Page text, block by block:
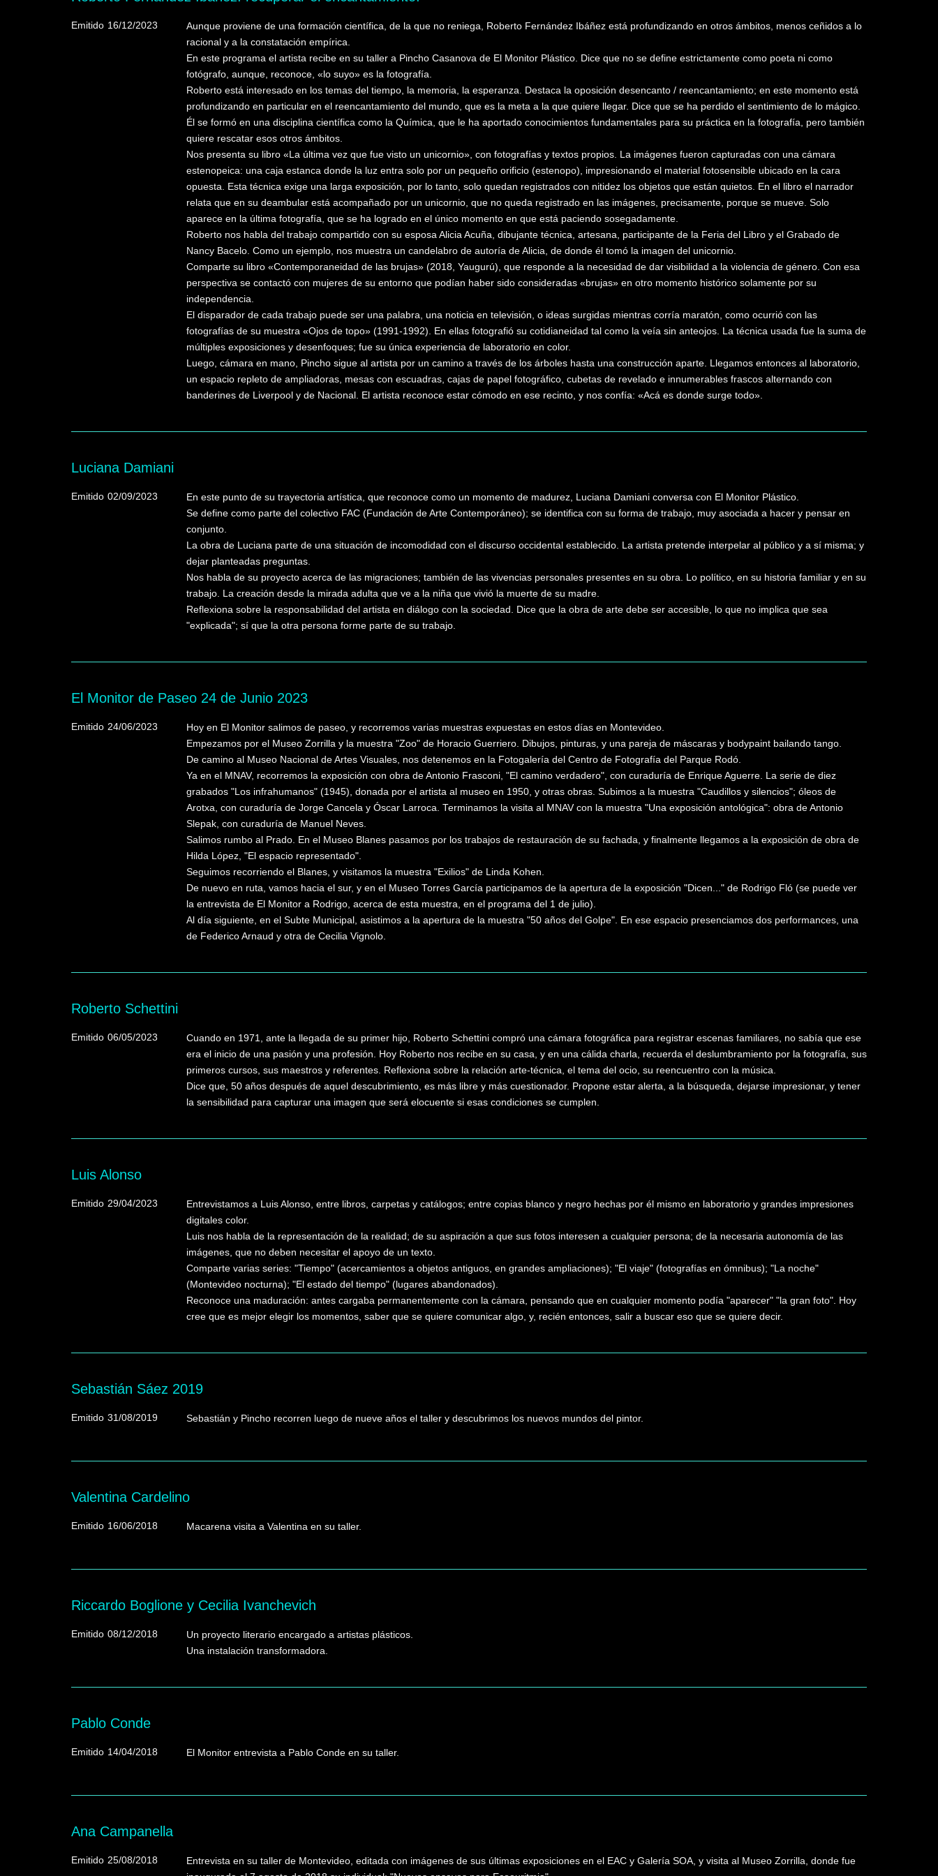
Emitido 16/12/2023
Aunque proviene de una formación científica, de la que no reniega, Roberto Fernández Ibáñez está profundizando en otros ámbitos, menos ceñidos a lo
racional y a la constatación empírica.
En este programa el artista recibe en su taller a Pincho Casanova de El Monitor Plástico. Dice que no se define estrictamente como poeta ni como
fotógrafo, aunque, reconoce, «lo suyo» es la fotografía.
Roberto está interesado en los temas del tiempo, la memoria, la esperanza. Destaca la oposición desencanto / reencantamiento; en este momento está
profundizando en particular en el reencantamiento del mundo, que es la meta a la que quiere llegar. Dice que se ha perdido el sentimiento de lo mágico.
Él se formó en una disciplina científica como la Química, que le ha aportado conocimientos fundamentales para su práctica en la fotografía, pero también
quiere rescatar esos otros ámbitos.
Nos presenta su libro «La última vez que fue visto un unicornio», con fotografías y textos propios. La imágenes fueron capturadas con una cámara
estenopeica: una caja estanca donde la luz entra solo por un pequeño orificio (estenopo), impresionando el material fotosensible ubicado en la cara
opuesta. Esta técnica exige una larga exposición, por lo tanto, solo quedan registrados con nitidez los objetos que están quietos. En el libro el narrador
relata que en su deambular está acompañado por un unicornio, que no queda registrado en las imágenes, precisamente, porque se mueve. Solo
aparece en la última fotografía, que se ha logrado en el único momento en que está paciendo sosegadamente.
Roberto nos habla del trabajo compartido con su esposa Alicia Acuña, dibujante técnica, artesana, participante de la Feria del Libro y el Grabado de
Nancy Bacelo. Como un ejemplo, nos muestra un candelabro de autoría de Alicia, de donde él tomó la imagen del unicornio.
Comparte su libro «Contemporaneidad de las brujas» (2018, Yaugurú), que responde a la necesidad de dar visibilidad a la violencia de género. Con esa
perspectiva se contactó con mujeres de su entorno que podían haber sido consideradas «brujas» en otro momento histórico solamente por su
independencia.
El disparador de cada trabajo puede ser una palabra, una noticia en televisión, o ideas surgidas mientras corría maratón, como ocurrió con las
fotografías de su muestra «Ojos de topo» (1991-1992). En ellas fotografió su cotidianeidad tal como la veía sin anteojos. La técnica usada fue la suma de
múltiples exposiciones y desenfoques; fue su única experiencia de laboratorio en color.
Luego, cámara en mano, Pincho sigue al artista por un camino a través de los árboles hasta una construcción aparte. Llegamos entonces al laboratorio,
un espacio repleto de ampliadoras, mesas con escuadras, cajas de papel fotográfico, cubetas de revelado e innumerables frascos alternando con
banderines de Liverpool y de Nacional. El artista reconoce estar cómodo en ese recinto, y nos confía: «Acá es donde surge todo».
Luciana Damiani
Emitido 02/09/2023
En este punto de su trayectoria artística, que reconoce como un momento de madurez, Luciana Damiani conversa con El Monitor Plástico.
Se define como parte del colectivo FAC (Fundación de Arte Contemporáneo); se identifica con su forma de trabajo, muy asociada a hacer y pensar en
conjunto.
La obra de Luciana parte de una situación de incomodidad con el discurso occidental establecido. La artista pretende interpelar al público y a sí misma; y
dejar planteadas preguntas.
Nos habla de su proyecto acerca de las migraciones; también de las vivencias personales presentes en su obra. Lo político, en su historia familiar y en su
trabajo. La creación desde la mirada adulta que ve a la niña que vivió la muerte de su madre.
Reflexiona sobre la responsabilidad del artista en diálogo con la sociedad. Dice que la obra de arte debe ser accesible, lo que no implica que sea
"explicada"; sí que la otra persona forme parte de su trabajo.
El Monitor de Paseo 24 de Junio 2023
Emitido 24/06/2023
Hoy en El Monitor salimos de paseo, y recorremos varias muestras expuestas en estos días en Montevideo.
Empezamos por el Museo Zorrilla y la muestra "Zoo" de Horacio Guerriero. Dibujos, pinturas, y una pareja de máscaras y bodypaint bailando tango.
De camino al Museo Nacional de Artes Visuales, nos detenemos en la Fotogalería del Centro de Fotografía del Parque Rodó.
Ya en el MNAV, recorremos la exposición con obra de Antonio Frasconi, "El camino verdadero", con curaduría de Enrique Aguerre. La serie de diez
grabados "Los infrahumanos" (1945), donada por el artista al museo en 1950, y otras obras. Subimos a la muestra "Caudillos y silencios"; óleos de
Arotxa, con curaduría de Jorge Cancela y Óscar Larroca. Terminamos la visita al MNAV con la muestra "Una exposición antológica": obra de Antonio
Slepak, con curaduría de Manuel Neves.
Salimos rumbo al Prado. En el Museo Blanes pasamos por los trabajos de restauración de su fachada, y finalmente llegamos a la exposición de obra de
Hilda López, "El espacio representado".
Seguimos recorriendo el Blanes, y visitamos la muestra "Exilios" de Linda Kohen.
De nuevo en ruta, vamos hacia el sur, y en el Museo Torres García participamos de la apertura de la exposición "Dicen..." de Rodrigo Fló (se puede ver
la entrevista de El Monitor a Rodrigo, acerca de esta muestra, en el programa del 1 de julio).
Al día siguiente, en el Subte Municipal, asistimos a la apertura de la muestra "50 años del Golpe". En ese espacio presenciamos dos performances, una
de Federico Arnaud y otra de Cecilia Vignolo.
Roberto Schettini
Emitido 06/05/2023
Cuando en 1971, ante la llegada de su primer hijo, Roberto Schettini compró una cámara fotográfica para registrar escenas familiares, no sabía que ese
era el inicio de una pasión y una profesión. Hoy Roberto nos recibe en su casa, y en una cálida charla, recuerda el deslumbramiento por la fotografía, sus
primeros cursos, sus maestros y referentes. Reflexiona sobre la relación arte-técnica, el tema del ocio, su reencuentro con la música.
Dice que, 50 años después de aquel descubrimiento, es más libre y más cuestionador. Propone estar alerta, a la búsqueda, dejarse impresionar, y tener
la sensibilidad para capturar una imagen que será elocuente si esas condiciones se cumplen.
Luis Alonso
Emitido 29/04/2023
Entrevistamos a Luis Alonso, entre libros, carpetas y catálogos; entre copias blanco y negro hechas por él mismo en laboratorio y grandes impresiones
digitales color.
Luis nos habla de la representación de la realidad; de su aspiración a que sus fotos interesen a cualquier persona; de la necesaria autonomía de las
imágenes, que no deben necesitar el apoyo de un texto.
Comparte varias series: "Tiempo" (acercamientos a objetos antiguos, en grandes ampliaciones); "El viaje" (fotografías en ómnibus); "La noche"
(Montevideo nocturna); "El estado del tiempo" (lugares abandonados).
Reconoce una maduración: antes cargaba permanentemente con la cámara, pensando que en cualquier momento podía "aparecer" "la gran foto". Hoy
cree que es mejor elegir los momentos, saber que se quiere comunicar algo, y, recién entonces, salir a buscar eso que se quiere decir.
Sebastián Sáez 2019
Emitido 31/08/2019 Sebastián y Pincho recorren luego de nueve años el taller y descubrimos los nuevos mundos del pintor.
Valentina Cardelino
Emitido 16/06/2018 Macarena visita a Valentina en su taller.
Riccardo Boglione y Cecilia Ivanchevich
Emitido 08/12/2018
Un proyecto literario encargado a artistas plásticos.
Una instalación transformadora.
Pablo Conde
Emitido 14/04/2018 El Monitor entrevista a Pablo Conde en su taller.
Ana Campanella
Emitido 25/08/2018
Entrevista en su taller de Montevideo, editada con imágenes de sus últimas exposiciones en el EAC y Galería SOA, y visita al Museo Zorrilla, donde fue